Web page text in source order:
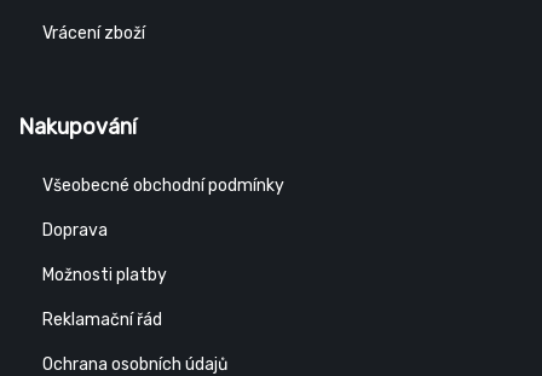
Vrácení zboží
Nakupování
Všeobecné obchodní podmínky
Doprava
Možnosti platby
Reklamační řád
Ochrana osobních údajů